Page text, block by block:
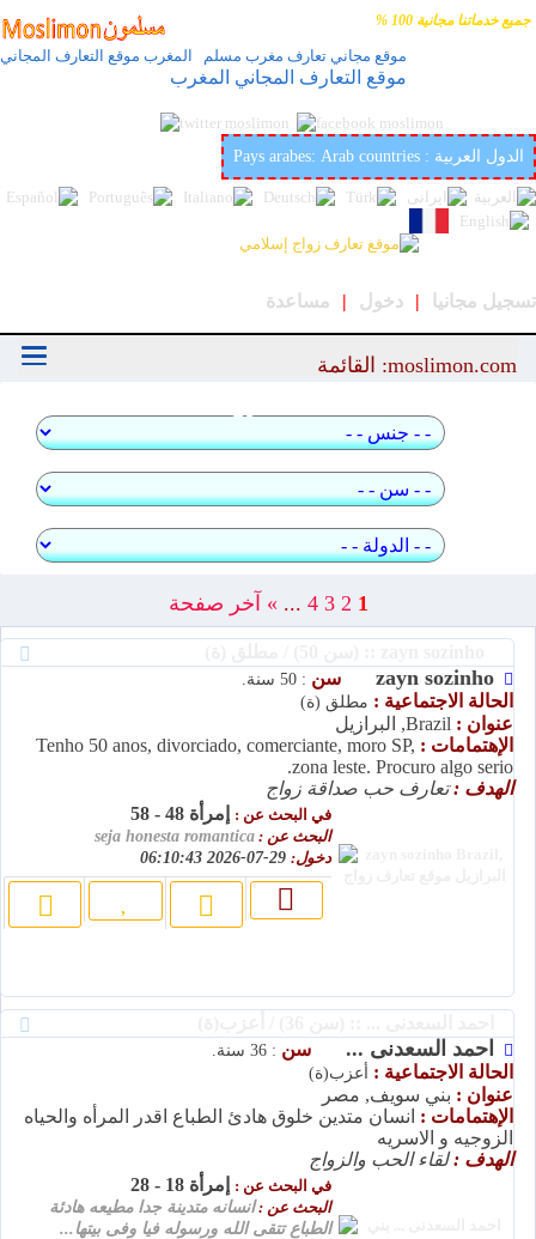
جميع خدماتنا مجانية 100 %
موقع مجاني تعارف مغرب مسلم المغرب موقع التعارف المجاني
موقع التعارف المجاني المغرب
Pays arabes: Arab countries : الدول العربية
تسجيل مجانيا | دخول | مساعدة
moslimon.com: القائمة
1
2
3
4
...
» آخر صفحة
zayn sozinho سن : 50 سنة.
الحالة الاجتماعية : مطلق (ة)
عنوان : Brazil, البرازيل
الإهتمامات : Tenho 50 anos, divorciado, comerciante, moro SP,
zona leste. Procuro algo serio.
الهدف :تعارف حب صداقة زواج
في البحث عن : إمرأة 48 - 58
البحث عن : seja honesta romantica
دخول:
احمد السعدنى ... سن : 36 سنة.
الحالة الاجتماعية : أعزب(ة)
عنوان : بني سويف, مصر
الإهتمامات : انسان متدين خلوق هادئ الطباع اقدر المرأه والحياه
الزوجيه و الاسريه
الهدف :لقاء الحب والزواج
في البحث عن : إمرأة 18 - 28
البحث عن :انسانه متدينة جدا مطيعه هادئة
الطباع تتقى الله ورسوله فيا وفى بيتها...